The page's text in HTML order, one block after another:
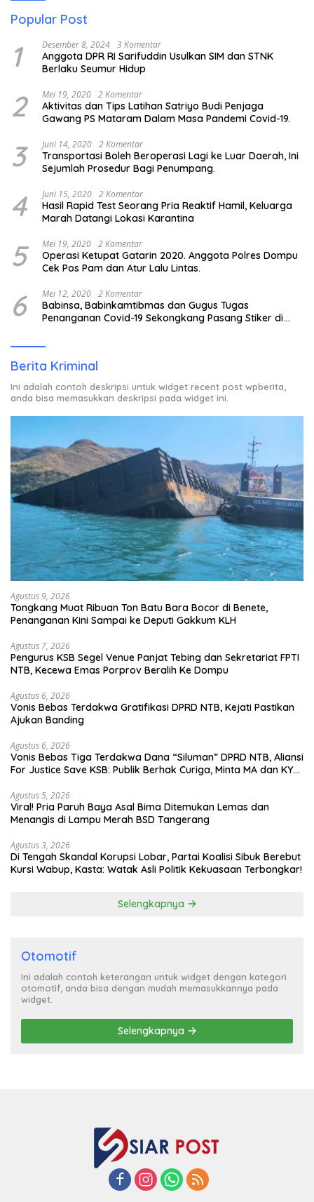
Popular Post
1 Desember 8, 2024 3 Komentar
Anggota DPR RI Sarifuddin Usulkan SIM dan STNK
Berlaku Seumur Hidup
2 Mei 19, 2020 2 Komentar
Aktivitas dan Tips Latihan Satriyo Budi Penjaga
Gawang PS Mataram Dalam Masa Pandemi Covid-19.
3 Juni 14, 2020 2 Komentar
Transportasi Boleh Beroperasi Lagi ke Luar Daerah, Ini
Sejumlah Prosedur Bagi Penumpang.
4 Juni 15, 2020 2 Komentar
Hasil Rapid Test Seorang Pria Reaktif Hamil, Keluarga
Marah Datangi Lokasi Karantina
5 Mei 19, 2020 2 Komentar
Operasi Ketupat Gatarin 2020. Anggota Polres Dompu
Cek Pos Pam dan Atur Lalu Lintas.
6 Mei 12, 2020 2 Komentar
Babinsa, Babinkamtibmas dan Gugus Tugas
Penanganan Covid-19 Sekongkang Pasang Stiker di
Berita Kriminal
Ini adalah contoh deskripsi untuk widget recent post wpberita,
anda bisa memasukkan deskripsi pada widget ini.
Agustus 9, 2026
Tongkang Muat Ribuan Ton Batu Bara Bocor di Benete,
Penanganan Kini Sampai ke Deputi Gakkum KLH
Agustus 7, 2026
Pengurus KSB Segel Venue Panjat Tebing dan Sekretariat FPTI
NTB, Kecewa Emas Porprov Beralih Ke Dompu
Agustus 6, 2026
Vonis Bebas Terdakwa Gratifikasi DPRD NTB, Kejati Pastikan
Ajukan Banding
Agustus 6, 2026
Vonis Bebas Tiga Terdakwa Dana “Siluman” DPRD NTB, Aliansi
For Justice Save KSB: Publik Berhak Curiga, Minta MA dan KY
Agustus 5, 2026
Viral! Pria Paruh Baya Asal Bima Ditemukan Lemas dan
Menangis di Lampu Merah BSD Tangerang
Agustus 3, 2026
Di Tengah Skandal Korupsi Lobar, Partai Koalisi Sibuk Berebut
Kursi Wabup, Kasta: Watak Asli Politik Kekuasaan Terbongkar!
Selengkapnya
Otomotif
Ini adalah contoh keterangan untuk widget dengan kategori
otomotif, anda bisa dengan mudah memasukkannya pada
widget.
Selengkapnya